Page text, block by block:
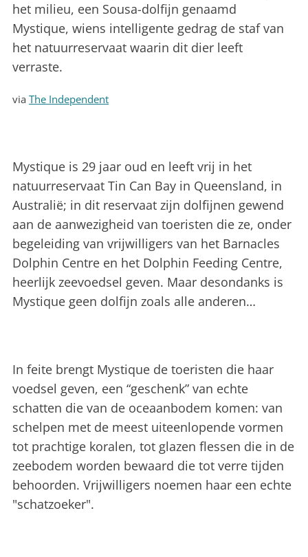
het milieu, een Sousa-dolfijn genaamd
Mystique, wiens intelligente gedrag de staf van
het natuurreservaat waarin dit dier leeft
verraste.
via The Independent
Mystique is 29 jaar oud en leeft vrij in het
natuurreservaat Tin Can Bay in Queensland, in
Australië; in dit reservaat zijn dolfijnen gewend
aan de aanwezigheid van toeristen die ze, onder
begeleiding van vrijwilligers van het Barnacles
Dolphin Centre en het Dolphin Feeding Centre,
heerlijk zeevoedsel geven. Maar desondanks is
Mystique geen dolfijn zoals alle anderen…
In feite brengt Mystique de toeristen die haar
voedsel geven, een “geschenk” van echte
schatten die van de oceaanbodem komen: van
schelpen met de meest uiteenlopende vormen
tot prachtige koralen, tot glazen flessen die in de
zeebodem worden bewaard die tot verre tijden
behoorden. Vrijwilligers noemen haar een ​​echte
"schatzoeker".